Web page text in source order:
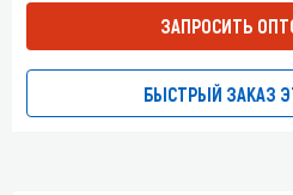
ЗАПРОСИТЬ
БЫСТРЫЙ ЗАКАЗ